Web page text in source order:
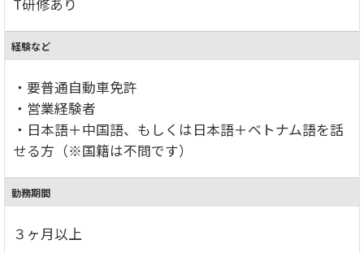
経験など
・要普通自動車免許
・営業経験者
・日本語＋中国語、もしくは日本語＋ベトナム語を話
せる方（※国籍は不問です）
勤務期間
３ヶ月以上